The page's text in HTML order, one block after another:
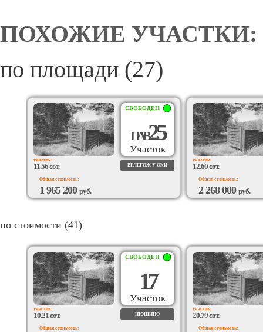
ПОХОЖИЕ УЧАСТКИ:
по площади (27)
СВОБОДЕН
ПАВ25
Участок
участок:
11.56 сот. ВЕЛЕГОЖ У ОКИ
Общая стоимость:
1 965 200 руб.
ВОЗМОЖЕН
участок:
12.60 сот.
Общая стоимость:
2 268 000 руб.
ВОЗМОЖЕН
по стоимости (41)
СВОБОДЕН
17
Участок
участок:
10.21 сот. НЮШИНО
Общая стоимость:
участок:
20.79 сот.
Общая стоимость: